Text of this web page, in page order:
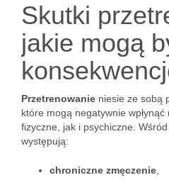
Skutki
jakie mogą
Przetrenowanie niesie ze sobą
które mogą negatywnie
fizyczne, jak i psychiczne.
występują:
chroniczne zmęczenie